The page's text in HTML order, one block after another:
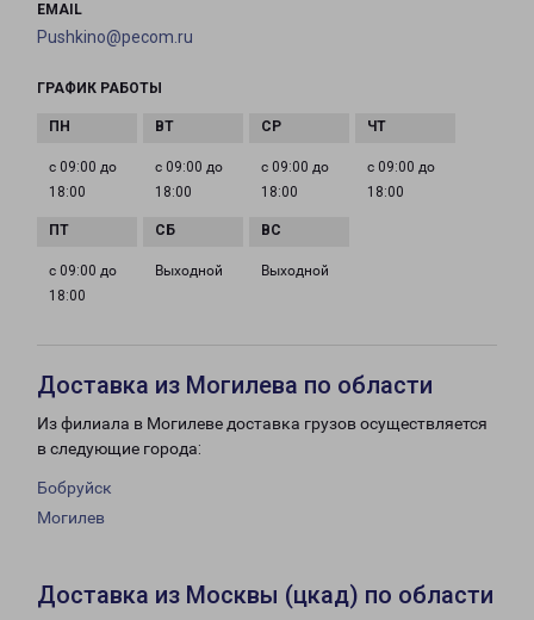
EMAIL
Pushkino@pecom.ru
ГРАФИК РАБОТЫ
с 09:00 до
18:00
с 09:00 до
18:00
с 09:00 до
18:00
с 09:00 до
18:00
с 09:00 до
18:00
Выходной Выходной
Доставка из Могилева по области
Из филиала в Могилеве доставка грузов осуществляется
в следующие города:
Бобруйск
Могилев
Доставка из Москвы (цкад) по области